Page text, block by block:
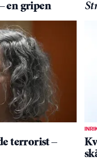
en gripen
terrorist –